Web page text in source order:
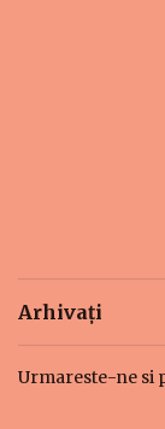
Arhivați
Urmareste-ne si